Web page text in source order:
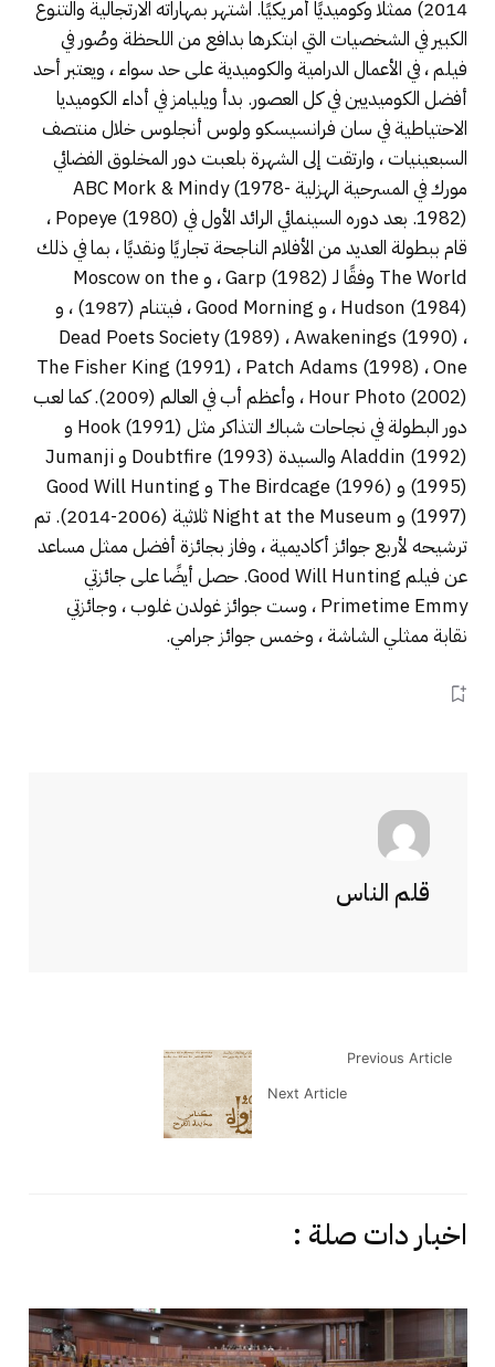
2014) ممثلًا وكوميديًا أمريكيًا. اشتهر بمهاراته الارتجالية والتنوع
الكبير في الشخصيات التي ابتكرها بدافع من اللحظة وصُور في
فيلم ، في الأعمال الدرامية والكوميدية على حد سواء ، ويعتبر أحد
أفضل الكوميديين في كل العصور. بدأ ويليامز في أداء الكوميديا ​​
الاحتياطية في سان فرانسيسكو ولوس أنجلوس خلال منتصف
السبعينيات ، وارتقت إلى الشهرة بلعبت دور المخلوق الفضائي
مورك في المسرحية الهزلية ABC Mork & Mindy (1978-
1982). بعد دوره السينمائي الرائد الأول في Popeye (1980) ،
قام ببطولة العديد من الأفلام الناجحة تجاريًا ونقديًا ، بما في ذلك
The World وفقًا لـ Garp (1982) ، و Moscow on the
Hudson (1984) ، و Good Morning ، فيتنام (1987) ، و
Dead Poets Society (1989) ، Awakenings (1990) ،
The Fisher King (1991) ، Patch Adams (1998) ، One
Hour Photo (2002) ، وأعظم أب في العالم (2009). كما لعب
دور البطولة في نجاحات شباك التذاكر مثل Hook (1991) و
Aladdin (1992) والسيدة Doubtfire (1993) و Jumanji
(1995) و The Birdcage (1996) و Good Will Hunting
(1997) و Night at the Museum ثلاثية (2006-2014). تم
ترشيحه لأربع جوائز أكاديمية ، وفاز بجائزة أفضل ممثل مساعد
عن فيلم Good Will Hunting. حصل أيضًا على جائزتي
Primetime Emmy ، وست جوائز غولدن غلوب ، وجائزتي
نقابة ممثلي الشاشة ، وخمس جوائز جرامي.
قلم الناس
Previous Article
Next Article
اخبار دات صلة :